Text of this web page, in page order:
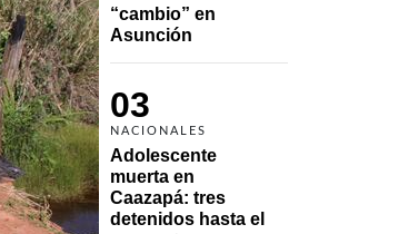
“cambio” en
Asunción
03
NACIONALES
Adolescente
muerta en
Caazapá: tres
detenidos hasta el